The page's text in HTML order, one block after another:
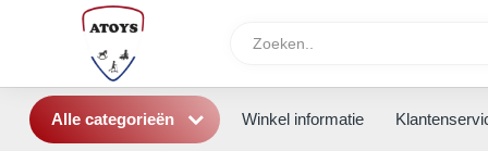
Alle categorieën Winkel informatie